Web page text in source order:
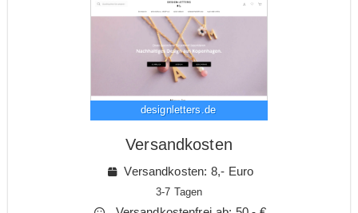
designletters.de
Versandkosten
Versandkosten: 8,- Euro
3-7 Tagen